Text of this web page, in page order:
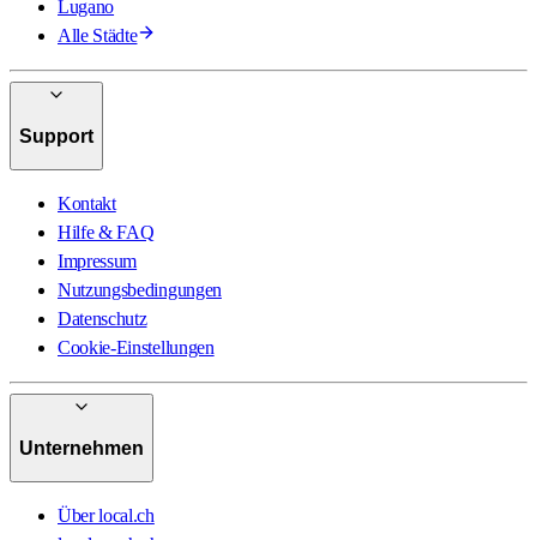
Lugano
Alle Städte
Support
Kontakt
Hilfe & FAQ
Impressum
Nutzungsbedingungen
Datenschutz
Cookie-Einstellungen
Unternehmen
Über local.ch